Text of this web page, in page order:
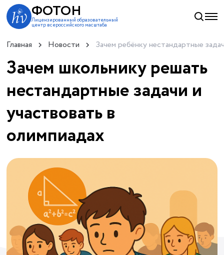
ФОТОН
Лицензированный образовательный
центр всероссийского масштаба
Главная Новости Зачем ребёнку нестандартные
Зачем школьнику решать
нестандартные задачи и
участвовать в
олимпиадах